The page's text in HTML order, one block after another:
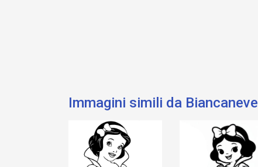
Immagini simili da